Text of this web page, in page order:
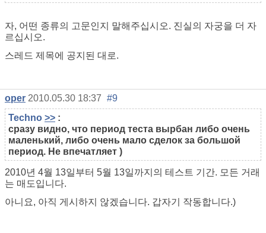
자, 어떤 종류의 고문인지 말해주십시오. 진실의 자궁을 더 자
르십시오.
스레드 제목에 공지된 대로.
oper 2010.05.30 18:37 #9
Techno >> :
сразу видно, что период теста вырбан либо очень
маленький, либо очень мало сделок за большой
период. Не впечатляет )
2010년 4월 13일부터 5월 13일까지의 테스트 기간. 모든 거래
는 매도입니다.
아니요, 아직 게시하지 않겠습니다. 갑자기 작동합니다.)